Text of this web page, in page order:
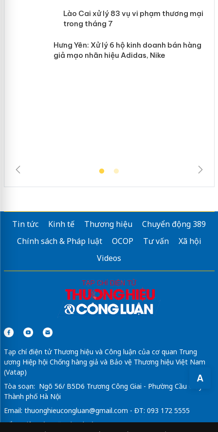
A
Lào Cai xử lý 83 vụ vi phạm thương
mại trong tháng 7
Tin tức Kinh tế Thương hiệu
Chuyển động 389
Chính sách & Pháp luật
OCOP Tư vấn
Xã hội
Videos
Tạp chí điện tử Thương hiệu và Công luận của cơ quan Trung
ương Hiệp hội Chống hàng giả và Bảo vệ Thương hiệu Việt Nam
(Vatap)
Tòa soạn: Ngõ 56/ B5D6 Trương Công Giai - Phường Cầu Giấy -
Thành phố Hà Nội
Email: thuonghieucongluan@gmail.com - ĐT: 093 172 5555
Tổng Biên Tập: Vũ Đức Thuận